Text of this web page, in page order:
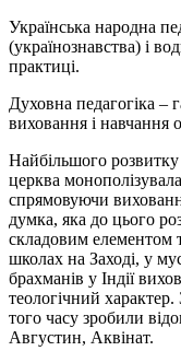
Українська народна
(українознавства) і
практиці.
Духовна педагогіка –
виховання і навчання
Найбільшого
церква
спрямовуючи
думка, яка до цього
складовим елементом
школах на Заході, у
брахманів у Індії
теологічний
того часу зробили
Августин, Аквінат.